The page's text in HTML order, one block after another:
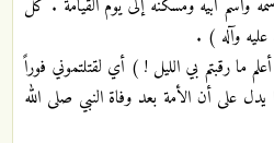
واسم أبيه ومسكنه إلى يوم القيامة . كل
عليه وآله ) .
ما رقبتم بي الليل ! ) أي لقتلتموني فوراً
على أن الأمة بعد وفاة النبي صلى الله